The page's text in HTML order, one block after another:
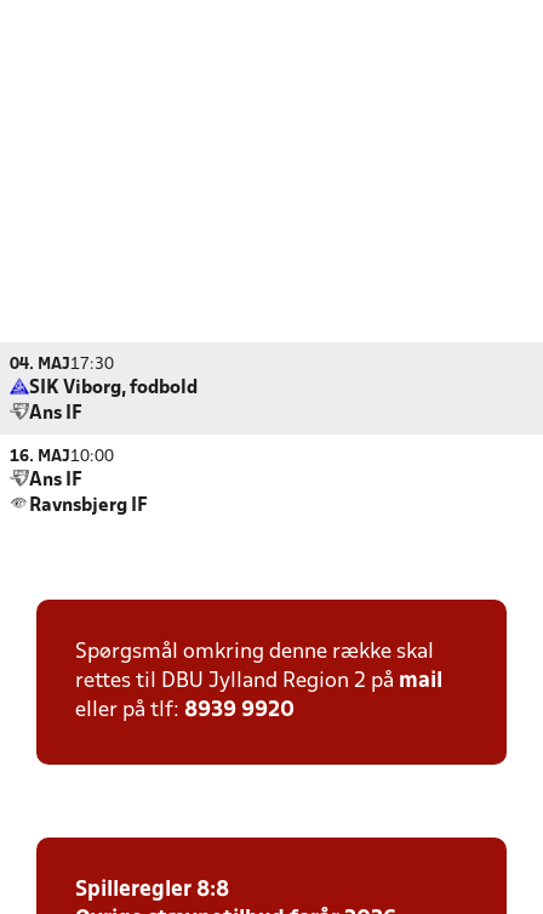
04. MAJ17:30
SIK Viborg, fodbold
Ans IF
16. MAJ10:00
Ans IF
Ravnsbjerg IF
Spørgsmål omkring denne række skal
rettes til DBU Jylland Region 2 på mail
eller på tlf: 8939 9920
Spilleregler 8:8